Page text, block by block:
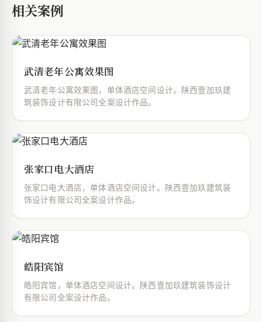
相关案例
武清老年公寓效果图
武清老年公寓效果图，单体酒店空间设计。陕西壹加玖建
筑装饰设计有限公司全案设计作品。
张家口电大酒店
张家口电大酒店，单体酒店空间设计。陕西壹加玖建筑装
饰设计有限公司全案设计作品。
皓阳宾馆
皓阳宾馆，单体酒店空间设计。陕西壹加玖建筑装饰设计
有限公司全案设计作品。